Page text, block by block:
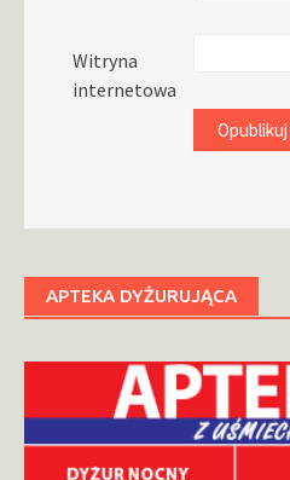
Witryna
internetowa
APTEKA DYŻURUJĄCA